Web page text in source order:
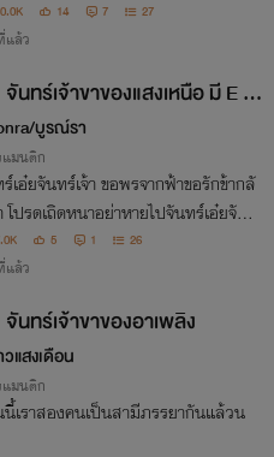
14 7 27
ล้ว
จันทร์เจ้าขาของแสงเหนือ มี E b
บูรณ์รา
แมนติก
เอ๋ยจันทร์เจ้า ขอพรจากฟ้าขอรักข้ากลั
ยจันท
อย่าเอารักข้าจากไปโปรดเถิดหนาโปรดเ
ขออุ่นไอรักข้าหวนคืน
5 1 26
ล้ว
จันทร์เจ้าขาของอาเพลิง
แสงเดือน
แมนติก
เราสองคนเป็นสามีภรรยากันแล้วน